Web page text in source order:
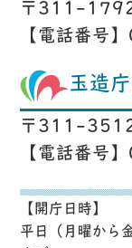
〒311-
【電話番
玉造
〒311-3512
【電話番
【開庁日時】
平日（月曜から